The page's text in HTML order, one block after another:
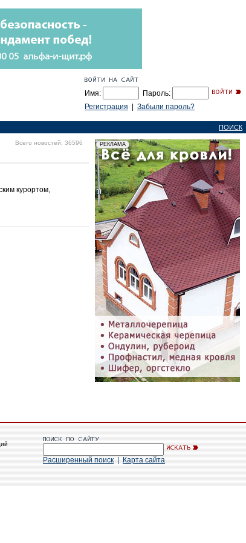
Имя:
Пароль:
Регистрация
Забыли пароль?
ПОИСК
Всего новостей: 36596
курортом,
Расширенный поиск Карта сайта